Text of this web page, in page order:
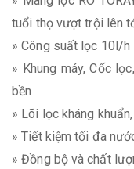
tuổi thọ vượt trội lên
» Công suất lọc 10l/h
» Khung máy, Cốc
bền
» Lõi lọc kháng
» Tiết kiệm tối đa
» Đồng bộ và chất